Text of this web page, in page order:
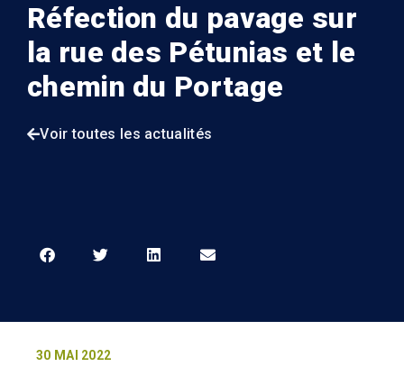
Réfection du pavage sur
la rue des Pétunias et le
chemin du Portage
Voir toutes les actualités
30 MAI 2022